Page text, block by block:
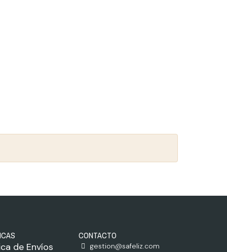
de Envíos
CONTACTO
gestion@safeliz.com